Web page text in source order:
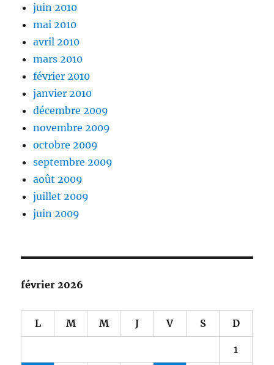
juin 2010
mai 2010
avril 2010
mars 2010
février 2010
janvier 2010
décembre 2009
novembre 2009
octobre 2009
septembre 2009
août 2009
juillet 2009
juin 2009
février 2026
L M M J V S D
1